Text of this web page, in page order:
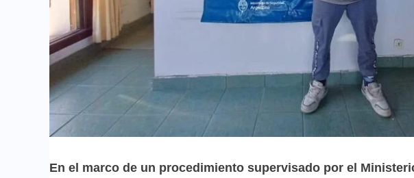
En el marco de un procedimiento supervisado por el